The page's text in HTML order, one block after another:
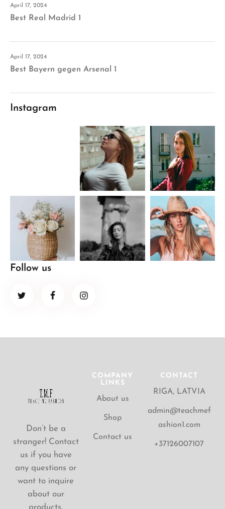
April 17, 2024
Best Real Madrid 1
April 17, 2024
Best Bayern gegen Arsenal 1
Instagram
Follow us
Don’t be a
stranger! Contact
us if you have
any questions or
want to inquire
about our
COMPANY
LINKS
About us
Shop
Contact us
CONTACT
RIGA, LATVIA
admin@teachmef
ashion1.com
+37126007107